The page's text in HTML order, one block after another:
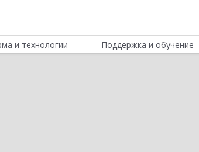
и технологии Поддержка и обучение